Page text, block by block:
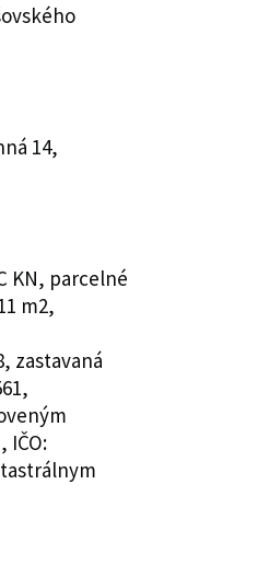
14,
KN, parcelné
m2,
zastavaná
IČO: